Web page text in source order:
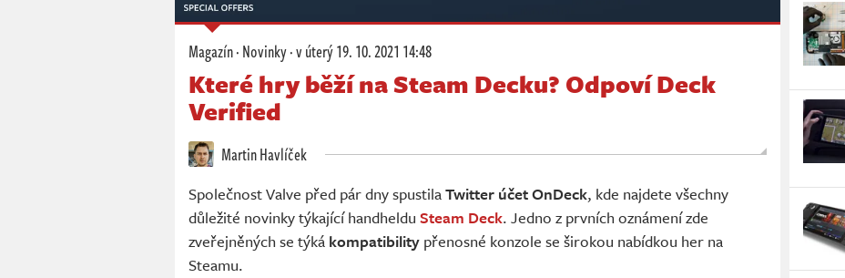
Magazín·Novinky·v úterý19. 10. 2021 14:48
Které hry běží na Steam Decku? Odpoví Deck
Verified
Martin Havlíček
Společnost Valve před pár dny spustilaTwitter účet OnDeck, kde najdete všechny
důležité novinky týkající handheldu Steam Deck. Jedno z prvních oznámení zde
zveřejněných se týká kompatibility přenosné konzole se širokou nabídkou her na
Steamu.